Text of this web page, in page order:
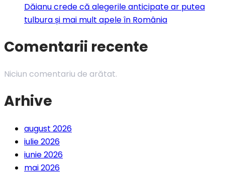
Dăianu crede că alegerile anticipate ar putea
tulbura și mai mult apele în România
Comentarii recente
Niciun comentariu de arătat.
Arhive
august 2026
iulie 2026
iunie 2026
mai 2026